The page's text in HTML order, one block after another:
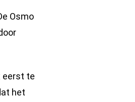
Osmo
eerst te
het